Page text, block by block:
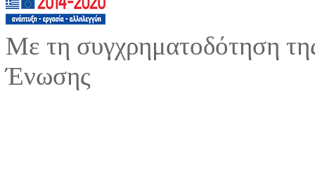
Με τη συγχρηματοδότηση
Ένωσης